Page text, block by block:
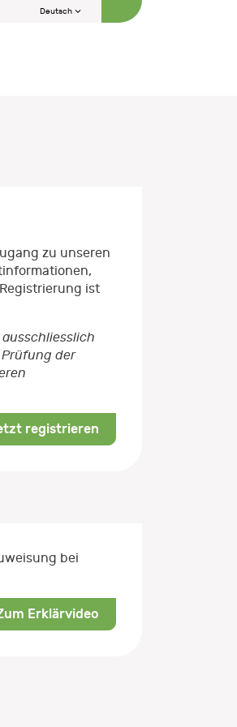
Deutsch
zu unseren
ist
der
registrieren
bei
Erklärvideo